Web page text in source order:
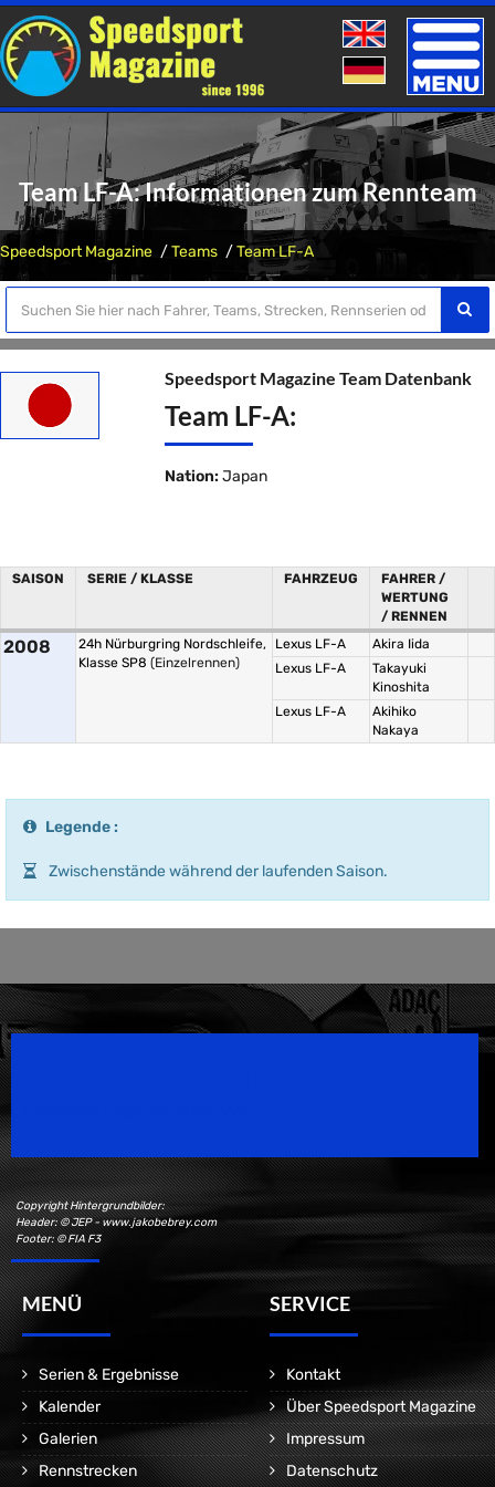
Toggle
Team LF-A: Informationen zum Rennteam
Speedsport Magazine Teams Team LF-A
Speedsport Magazine Team Datenbank
Team LF-A:
Nation: Japan
SAISON SERIE / KLASSE FAHRZEUG
FAHRER /
WERTUNG
/ RENNEN
2008
24h Nürburgring Nordschleife,
Klasse SP8 (Einzelrennen)
Lexus LF-A
Akira Iida
Lexus LF-A
Takayuki
Kinoshita
Lexus LF-A
Akihiko
Nakaya
Legende :
Zwischenstände während der laufenden Saison.
Copyright Hintergrundbilder:
Header: © JEP - www.jakobebrey.com
Footer: © FIA F3
MENÜ
Serien & Ergebnisse
Kalender
Galerien
Rennstrecken
SERVICE
Kontakt
Über Speedsport Magazine
Impressum
Datenschutz